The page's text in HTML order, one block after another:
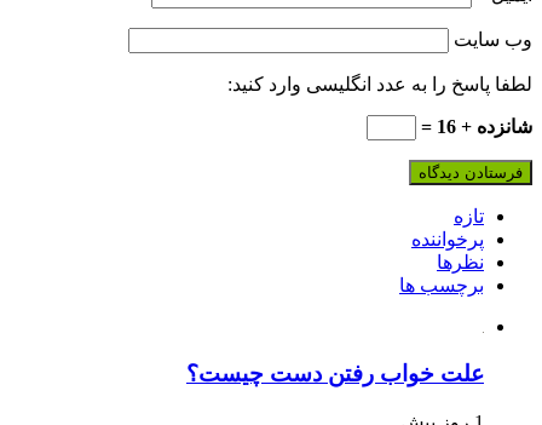
وب‌ سایت
لطفا پاسخ را به عدد انگلیسی وارد کنید:
شانزده + 16 =
تازه
پرخواننده
نظرها
برچسب ها
علت خواب رفتن دست چیست؟